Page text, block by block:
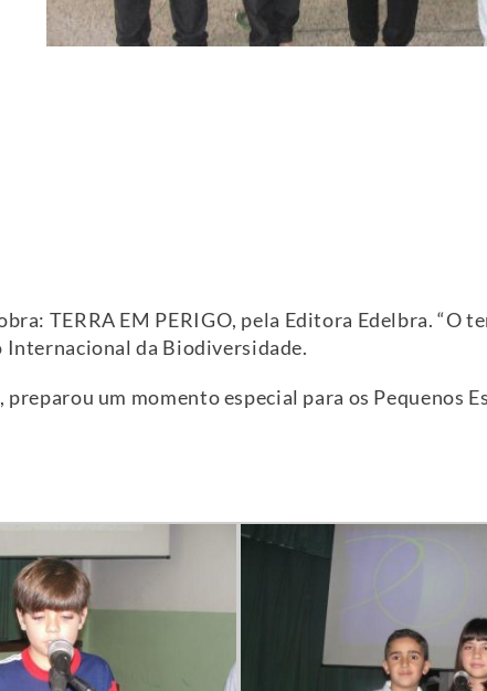
TERRA EM PERIGO, pela Editora Edelbra. “O
Internacional da Biodiversidade.
um momento especial para os Pequenos